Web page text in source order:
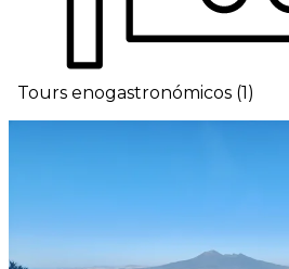
Tours enogastronómicos (1)